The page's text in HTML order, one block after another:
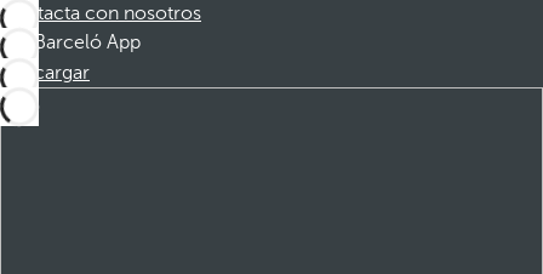
Contacta con nosotros
Barceló App
Descargar